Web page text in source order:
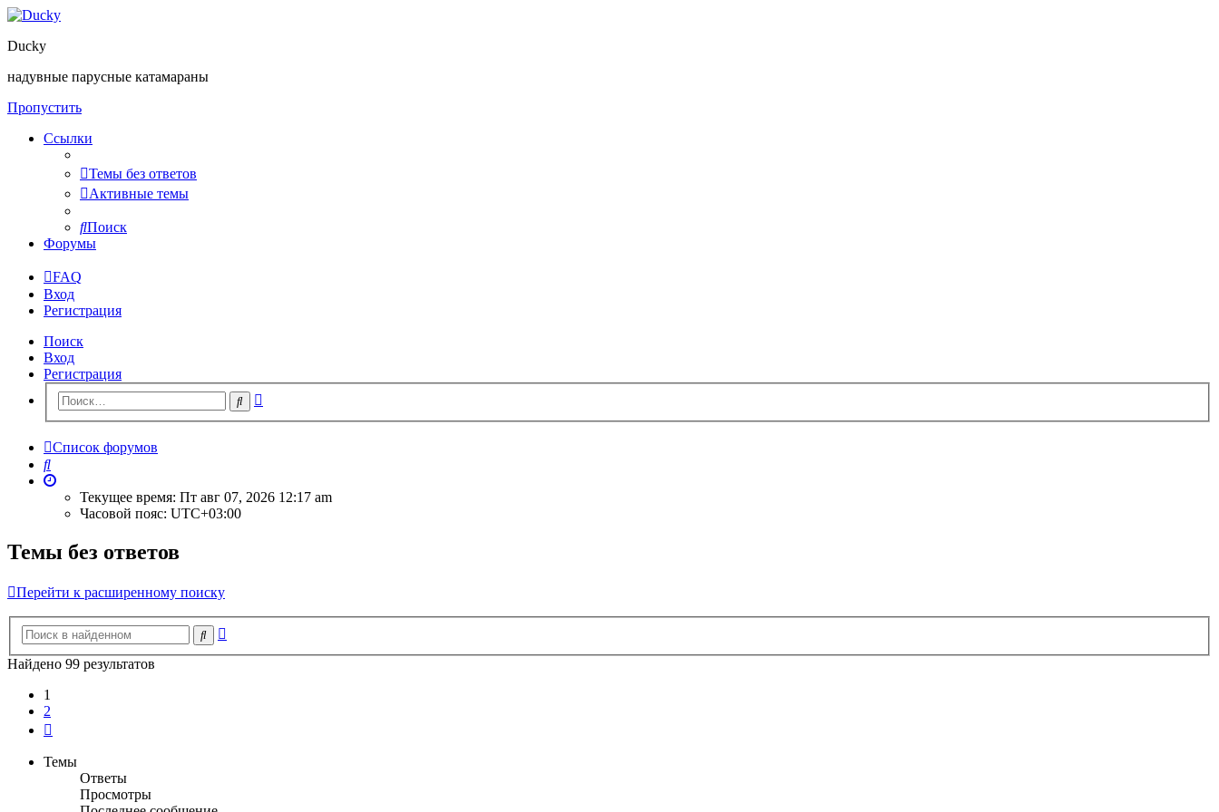
Ducky
надувные парусные катамараны
Пропустить
Ссылки
Темы без ответов
Активные темы
Поиск
Форумы
FAQ
Вход
Регистрация
Поиск
Вход
Регистрация
Поиск
Список форумов
Поиск
Текущее время: Пт авг 07, 2026 12:17 am
Часовой пояс: UTC+03:00
Темы без ответов
Перейти к расширенному поиску
Поиск
Найдено 99 результатов
1
2
Темы
Ответы
Просмотры